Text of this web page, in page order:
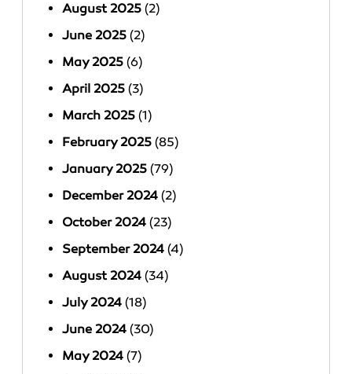
August 2025 (2)
June 2025 (2)
May 2025 (6)
April 2025 (3)
March 2025 (1)
February 2025 (85)
January 2025 (79)
December 2024 (2)
October 2024 (23)
September 2024 (4)
August 2024 (34)
July 2024 (18)
June 2024 (30)
May 2024 (7)